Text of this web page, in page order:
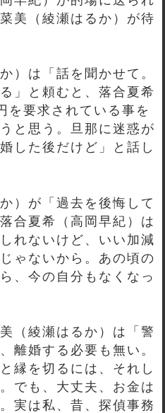
美（綾瀬はるか）が待
）は「話を聞かせて。
」と頼むと、落合夏希
を要求されている事を
と思う。旦那に迷惑が
した後だけど」と話し
）が「過去を後悔して
合夏希（高岡早紀）は
れないけど、いい加減
ゃないから。あの頃の
、今の自分もなくなっ
（綾瀬はるか）は「警
離婚する必要も無い。
縁を切るには、それし
でも、大丈夫、お金は
実は私、昔、探偵事務